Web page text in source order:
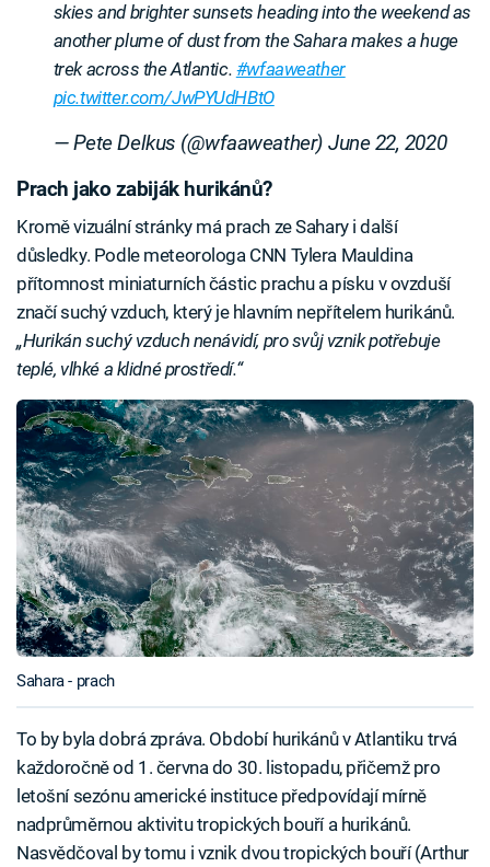
skies and brighter sunsets heading into the weekend as
another plume of dust from the Sahara makes a huge
trek across the Atlantic. #wfaaweather
pic.twitter.com/JwPYUdHBtO
— Pete Delkus (@wfaaweather)June 22, 2020
Prach jako zabiják hurikánů?
Kromě vizuální stránky má prach ze Sahary i další
důsledky. Podle meteorologa CNN Tylera Mauldina
přítomnost miniaturních částic prachu a písku v ovzduší
značí suchý vzduch, který je hlavním nepřítelem hurikánů.
„Hurikán suchý vzduch nenávidí, pro svůj vznik potřebuje
teplé, vlhké a klidné prostředí.“
Sahara - prach
To by byla dobrá zpráva. Období hurikánů v Atlantiku trvá
každoročně od 1. června do 30. listopadu, přičemž pro
letošní sezónu americké instituce předpovídají mírně
nadprůměrnou aktivitu tropických bouří a hurikánů.
Nasvědčoval by tomu i vznik dvou tropických bouří (Arthur